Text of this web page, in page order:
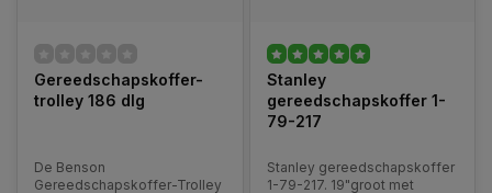
Gereedschapskoffer-
trolley 186 dlg
De Benson
Gereedschapskoffer-Trolley
Stanley
gereedschapskoffer 1-
79-217
Stanley gereedschapskoffer
1-79-217. 19"groot met